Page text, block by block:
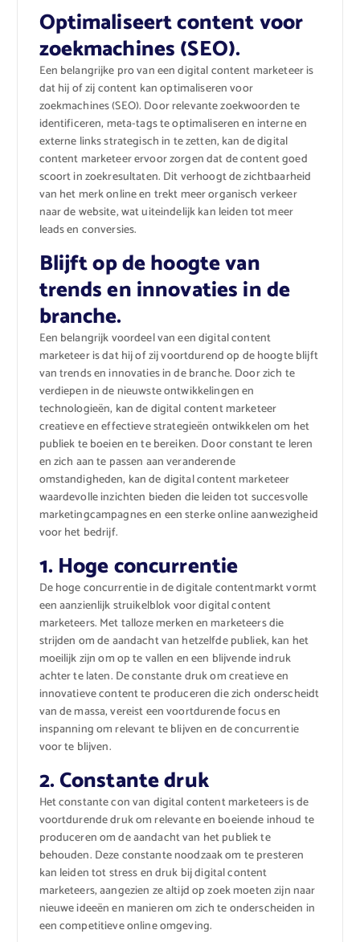
Optimaliseert content voor
zoekmachines (SEO).
Een belangrijke pro van een digital content marketeer is
dat hij of zij content kan optimaliseren voor
zoekmachines (SEO). Door relevante zoekwoorden te
identificeren, meta-tags te optimaliseren en interne en
externe links strategisch in te zetten, kan de digital
content marketeer ervoor zorgen dat de content goed
scoort in zoekresultaten. Dit verhoogt de zichtbaarheid
van het merk online en trekt meer organisch verkeer
naar de website, wat uiteindelijk kan leiden tot meer
leads en conversies.
Blijft op de hoogte van
trends en innovaties in de
branche.
Een belangrijk voordeel van een digital content
marketeer is dat hij of zij voortdurend op de hoogte blijft
van trends en innovaties in de branche. Door zich te
verdiepen in de nieuwste ontwikkelingen en
technologieën, kan de digital content marketeer
creatieve en effectieve strategieën ontwikkelen om het
publiek te boeien en te bereiken. Door constant te leren
en zich aan te passen aan veranderende
omstandigheden, kan de digital content marketeer
waardevolle inzichten bieden die leiden tot succesvolle
marketingcampagnes en een sterke online aanwezigheid
voor het bedrijf.
1. Hoge concurrentie
De hoge concurrentie in de digitale contentmarkt vormt
een aanzienlijk struikelblok voor digital content
marketeers. Met talloze merken en marketeers die
strijden om de aandacht van hetzelfde publiek, kan het
moeilijk zijn om op te vallen en een blijvende indruk
achter te laten. De constante druk om creatieve en
innovatieve content te produceren die zich onderscheidt
van de massa, vereist een voortdurende focus en
inspanning om relevant te blijven en de concurrentie
voor te blijven.
2. Constante druk
Het constante con van digital content marketeers is de
voortdurende druk om relevante en boeiende inhoud te
produceren om de aandacht van het publiek te
behouden. Deze constante noodzaak om te presteren
kan leiden tot stress en druk bij digital content
marketeers, aangezien ze altijd op zoek moeten zijn naar
nieuwe ideeën en manieren om zich te onderscheiden in
een competitieve online omgeving.